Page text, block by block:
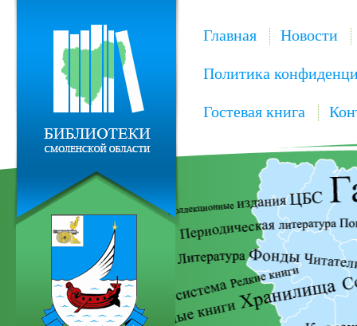
Главная Новости
Политика
Гостевая книга